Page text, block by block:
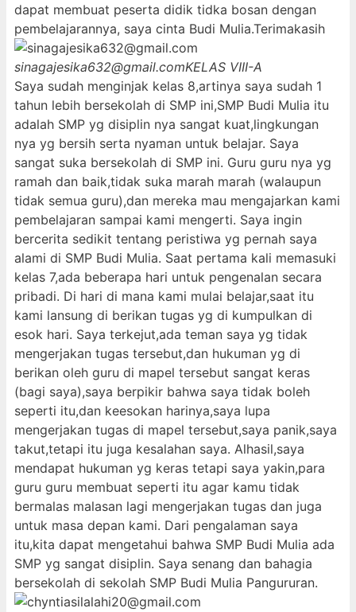
dapat membuat peserta didik tidka bosan dengan
pembelajarannya, saya cinta Budi Mulia.Terimakasih
sinagajesika632@gmail.comKELAS VIII-A
Saya sudah menginjak kelas 8,artinya saya sudah 1
tahun lebih bersekolah di SMP ini,SMP Budi Mulia itu
adalah SMP yg disiplin nya sangat kuat,lingkungan
nya yg bersih serta nyaman untuk belajar. Saya
sangat suka bersekolah di SMP ini. Guru guru nya yg
ramah dan baik,tidak suka marah marah (walaupun
tidak semua guru),dan mereka mau mengajarkan kami
pembelajaran sampai kami mengerti. Saya ingin
bercerita sedikit tentang peristiwa yg pernah saya
alami di SMP Budi Mulia. Saat pertama kali memasuki
kelas 7,ada beberapa hari untuk pengenalan secara
pribadi. Di hari di mana kami mulai belajar,saat itu
kami lansung di berikan tugas yg di kumpulkan di
esok hari. Saya terkejut,ada teman saya yg tidak
mengerjakan tugas tersebut,dan hukuman yg di
berikan oleh guru di mapel tersebut sangat keras
(bagi saya),saya berpikir bahwa saya tidak boleh
seperti itu,dan keesokan harinya,saya lupa
mengerjakan tugas di mapel tersebut,saya panik,saya
takut,tetapi itu juga kesalahan saya. Alhasil,saya
mendapat hukuman yg keras tetapi saya yakin,para
guru guru membuat seperti itu agar kamu tidak
bermalas malasan lagi mengerjakan tugas dan juga
untuk masa depan kami. Dari pengalaman saya
itu,kita dapat mengetahui bahwa SMP Budi Mulia ada
SMP yg sangat disiplin. Saya senang dan bahagia
bersekolah di sekolah SMP Budi Mulia Pangururan.